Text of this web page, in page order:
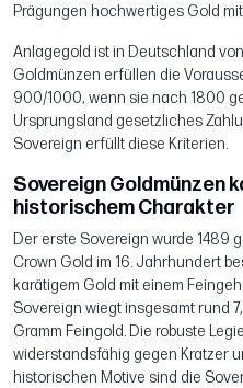
Prägungen hochwertiges Gold
Anlagegold ist in Deutschland
Goldmünzen erfüllen die
900/1000, wenn sie nach 1800
Ursprungsland gesetzliches
Sovereign erfüllt diese Kriterien.
Sovereign Goldmünzen
historischem Charakter
Der erste Sovereign wurde 1489
Crown Gold im 16. Jahrhundert
karätigem Gold mit einem
Sovereign wiegt insgesamt rund
Gramm Feingold. Die robuste
widerstandsfähig gegen Kratzer
historischen Motive sind die